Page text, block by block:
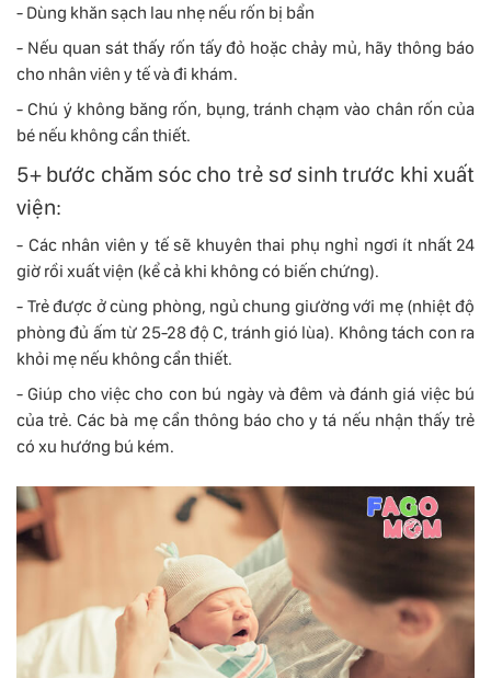
- Dùng khăn sạch lau nhẹ nếu rốn bị bẩn
- Nếu quan sát thấy rốn tấy đỏ hoặc chảy mủ, hãy thông báo
cho nhân viên y tế và đi khám.
- Chú ý không băng rốn, bụng, tránh chạm vào chân rốn của
bé nếu không cần thiết.
5+ bước chăm sóc cho trẻ sơ sinh trước khi xuất
viện:
- Các nhân viên y tế sẽ khuyên thai phụ nghỉ ngơi ít nhất 24
giờ rồi xuất viện (kể cả khi không có biến chứng).
- Trẻ được ở cùng phòng, ngủ chung giường với mẹ (nhiệt độ
phòng đủ ấm từ 25-28 độ C, tránh gió lùa). Không tách con ra
khỏi mẹ nếu không cần thiết.
- Giúp cho việc cho con bú ngày và đêm và đánh giá việc bú
của trẻ. Các bà mẹ cần thông báo cho y tá nếu nhận thấy trẻ
có xu hướng bú kém.